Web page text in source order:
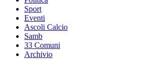
Sport
Eventi
Ascoli Calcio
Samb
33 Comuni
Archivio